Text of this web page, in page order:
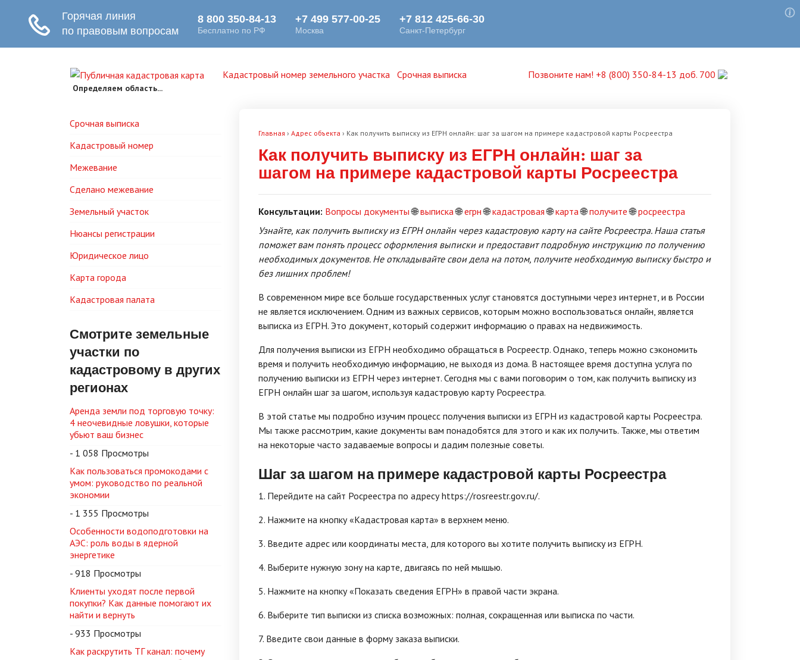
Кадастровый номер земельного участка Срочная выписка Позвоните нам! +8 (800) 350-84-13 доб. 700
Определяем область...
Главная › Адрес объекта › Как получить выписку из ЕГРН онлайн: шаг за шагом на примере кадастровой карты Росреестра
Как получить выписку из ЕГРН онлайн: шаг за
шагом на примере кадастровой карты Росреестра
Консультации: Вопросы документы🌐выписка🌐егрн🌐кадастровая🌐карта🌐получите🌐росреестра
Узнайте, как получить выписку из ЕГРН онлайн через кадастровую карту на сайте Росреестра. Наша статья
поможет вам понять процесс оформления выписки и предоставит подробную инструкцию по получению
необходимых документов. Не откладывайте свои дела на потом, получите необходимую выписку быстро и
без лишних проблем!
В современном мире все больше государственных услуг становятся доступными через интернет, и в России
не является исключением. Одним из важных сервисов, которым можно воспользоваться онлайн, является
выписка из ЕГРН. Это документ, который содержит информацию о правах на недвижимость.
Для получения выписки из ЕГРН необходимо обращаться в Росреестр. Однако, теперь можно сэкономить
время и получить необходимую информацию, не выходя из дома. В настоящее время доступна услуга по
получению выписки из ЕГРН через интернет. Сегодня мы с вами поговорим о том, как получить выписку из
ЕГРН онлайн шаг за шагом, используя кадастровую карту Росреестра.
В этой статье мы подробно изучим процесс получения выписки из ЕГРН из кадастровой карты Росреестра.
Мы также рассмотрим, какие документы вам понадобятся для этого и как их получить. Также, мы ответим
на некоторые часто задаваемые вопросы и дадим полезные советы.
Шаг за шагом на примере кадастровой карты Росреестра
1. Перейдите на сайт Росреестра по адресу https://rosreestr.gov.ru/.
2. Нажмите на кнопку «Кадастровая карта» в верхнем меню.
3. Введите адрес или координаты места, для которого вы хотите получить выписку из ЕГРН.
4. Выберите нужную зону на карте, двигаясь по ней мышью.
5. Нажмите на кнопку «Показать сведения ЕГРН» в правой части экрана.
6. Выберите тип выписки из списка возможных: полная, сокращенная или выписка по части.
7. Введите свои данные в форму заказа выписки.
Срочная выписка
Кадастровый номер
Межевание
Сделано межевание
Земельный участок
Нюансы регистрации
Юридическое лицо
Карта города
Кадастровая палата
Смотрите земельные
участки по
кадастровому в других
регионах
Аренда земли под торговую точку:
4 неочевидные ловушки, которые
убьют ваш бизнес
- 1 058 Просмотры
Как пользоваться промокодами с
умом: руководство по реальной
экономии
- 1 355 Просмотры
Особенности водоподготовки на
АЭС: роль воды в ядерной
энергетике
- 918 Просмотры
Клиенты уходят после первой
покупки? Как данные помогают их
найти и вернуть
- 933 Просмотры
Как раскрутить ТГ канал: почему